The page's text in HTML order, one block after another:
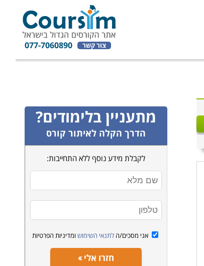
צור קשר 077-7060890
מתעניין בלימודים?
הדרך הקלה לאיתור קורס
לקבלת מידע נוסף ללא התחייבות:
אני מסכים/הלתנאי השימוש ומדיניות הפרטיות
חזרו אלי